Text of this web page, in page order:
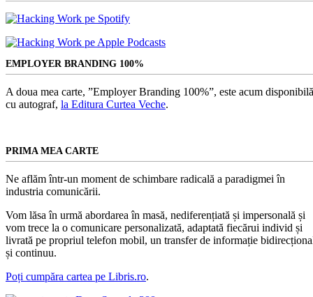
EMPLOYER BRANDING 100%
A doua mea carte, ”Employer Branding 100%”, este acum
cu autograf, la Editura Curtea Veche.
PRIMA MEA CARTE
Ne aflăm într-un moment de schimbare radicală a paradigmei în
industria comunicării.
Vom lăsa în urmă abordarea în masă, nediferențiată și impersonală și
vom trece la o comunicare personalizată, adaptată fiecărui individ și
livrată pe propriul telefon mobil, un transfer de informație
și continuu.
Poți cumpăra cartea pe Libris.ro.